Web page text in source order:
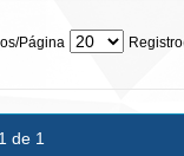
Página
de 1